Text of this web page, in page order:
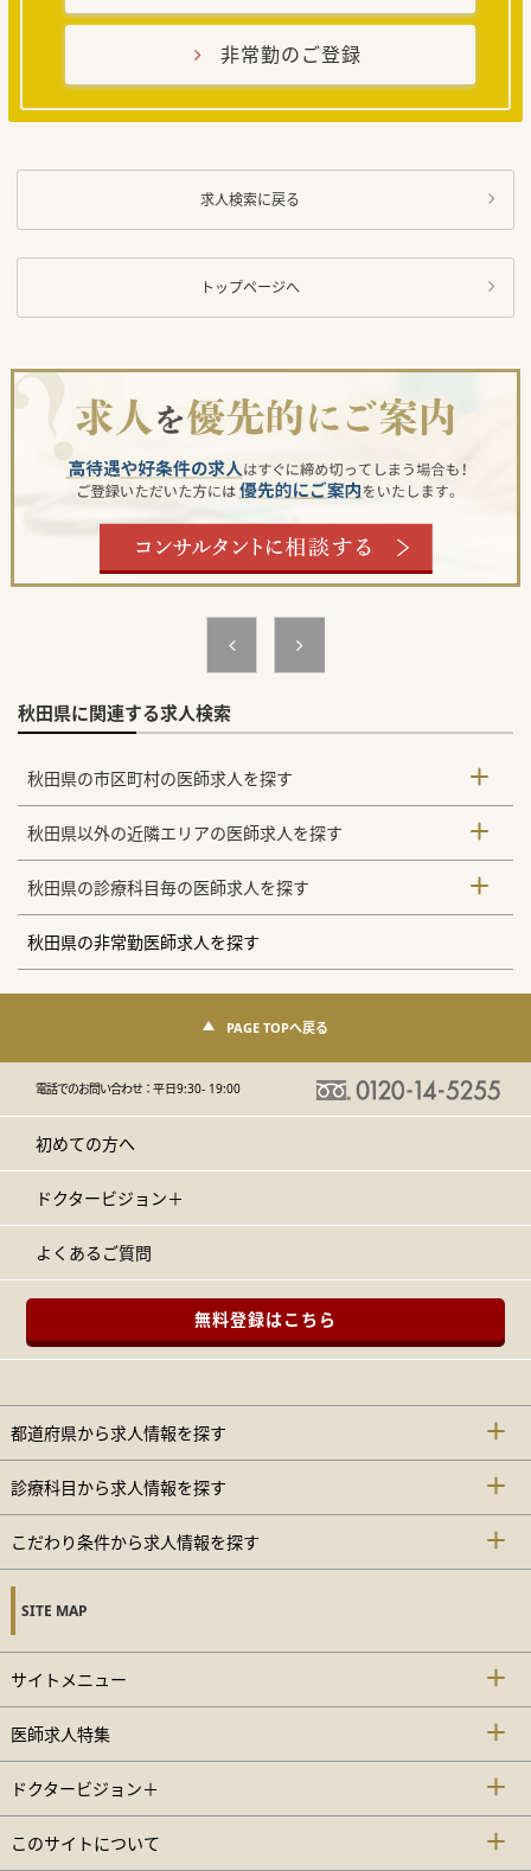
非常勤のご登録
求人検索に戻る
トップページへ
秋田県に関連する求人検索
秋田県の市区町村の医師求人を探す
秋田県以外の近隣エリアの医師求人を探す
秋田県の診療科目毎の医師求人を探す
秋田県の非常勤医師求人を探す
PAGE TOPへ戻る
電話でのお問い合わせ：平日9:30- 19:00
初めての方へ
ドクタービジョン＋
よくあるご質問
無料登録はこちら
都道府県から求人情報を探す
診療科目から求人情報を探す
こだわり条件から求人情報を探す
SITE MAP
サイトメニュー
医師求人特集
ドクタービジョン＋
このサイトについて